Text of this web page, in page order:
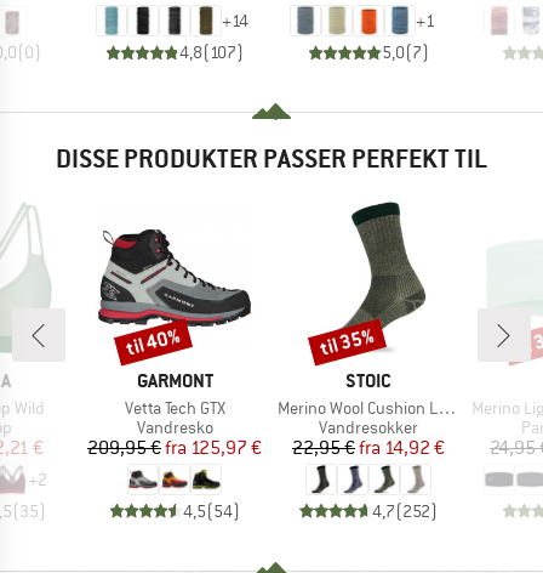
(0)
+14
4,8( 107)
+1
5,0(7)
DISSE PRODUKTER PASSER PERFEKT TIL
Wild
pris
€
+2
(35)
MÆRKE
GARMONT
Artikel
Vetta Tech GTX
Produktgruppe
Vandresko
Pris
209,95 € Nedsat pris
fra 125,97 €
4,5(54)
Rabat
til 40%
MÆRKE
STOIC
Artikel
Merino Wool Cushion Light Socks
Produktgruppe
Vandresokker
Pris
22,95 € Nedsat pris
fra 14,92 €
4,7(252)
Rabat
til 35%
Artikel
Merino
24,95